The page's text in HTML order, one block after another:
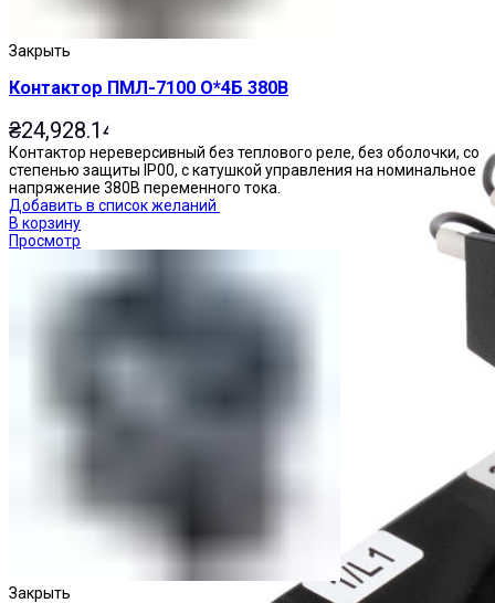
Закрыть
Контактор ПМЛ-7100 О*4Б 380В
₴24,928.14
Контактор нереверсивный без теплового реле, без оболочки, со
степенью защиты IP00, с катушкой управления на номинальное
напряжение 380В переменного тока.
Добавить в список желаний
В корзину
Просмотр
Закрыть